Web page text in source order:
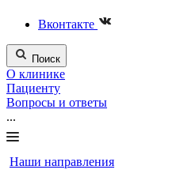
Вконтакте
Поиск
О клинике
Пациенту
Вопросы и ответы
...
Наши направления